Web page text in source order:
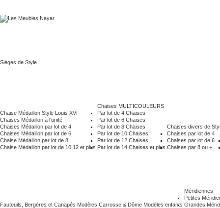
Sièges de Style
Chaise Médaillon Style Louis XVI
Chaises Médaillon à l'unité
Chaises Médaillon par lot de 4
Chaises Médaillon par lot de 6
Chaise Médaillon par lot de 8
Chaise Médaillon par lot de 10 12 et plus
Chaises MULTICOULEURS
Par lot de 4 Chaises
Par lot de 6 Chaises
Par lot de 8 Chaises
Par lot de 10 Chaises
Par lot de 12 Chaises
Par lot de 14 Chaises et plus
Chaises divers de
Chaises par lot de 4
Chaises par lot de 6
Chaises par 8 ou +
Fauteuils, Bergères et Canapés Modèles Carrosse & Dôme Modèles enfants
Méridiennes
Petites
Grandes